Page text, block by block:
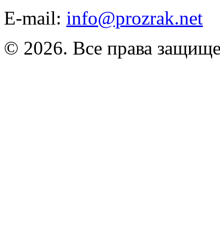
E-mail: info@prozrak.net
© 2026. Все права